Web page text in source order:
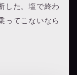
した。塩で終わ
ってこないなら